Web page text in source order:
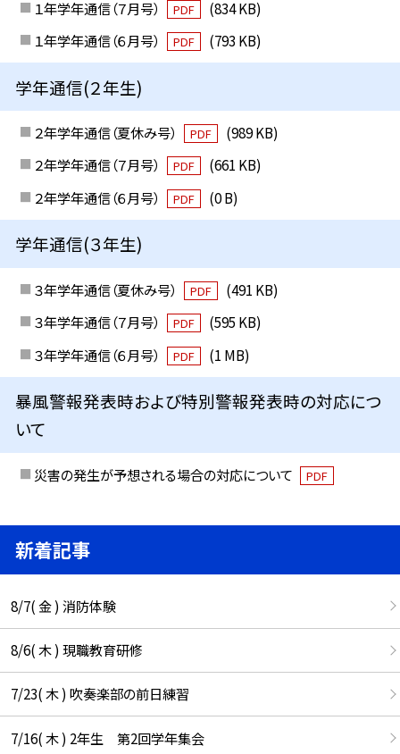
１年学年通信（７月号） PDF
(834 KB)
１年学年通信（６月号）
PDF (793 KB)
学年通信(２年生)
２年学年通信（夏休み号） PDF
(989 KB)
２年学年通信（７月号）
PDF
(661 KB)
２年学年通信（６月号）
PDF (0 B)
学年通信(３年生)
３年学年通信（夏休み号） PDF
(491 KB)
３年学年通信（７月号）
PDF
(595 KB)
３年学年通信（６月号）
PDF (1 MB)
暴風警報発表時および特別警報発表時の対応につ
いて
災害の発生が予想される場合の対応について PDF
新着記事
8/7( 金 ) 消防体験
8/6( 木 ) 現職教育研修
7/23( 木 ) 吹奏楽部の前日練習
7/16( 木 ) 2年生 第2回学年集会